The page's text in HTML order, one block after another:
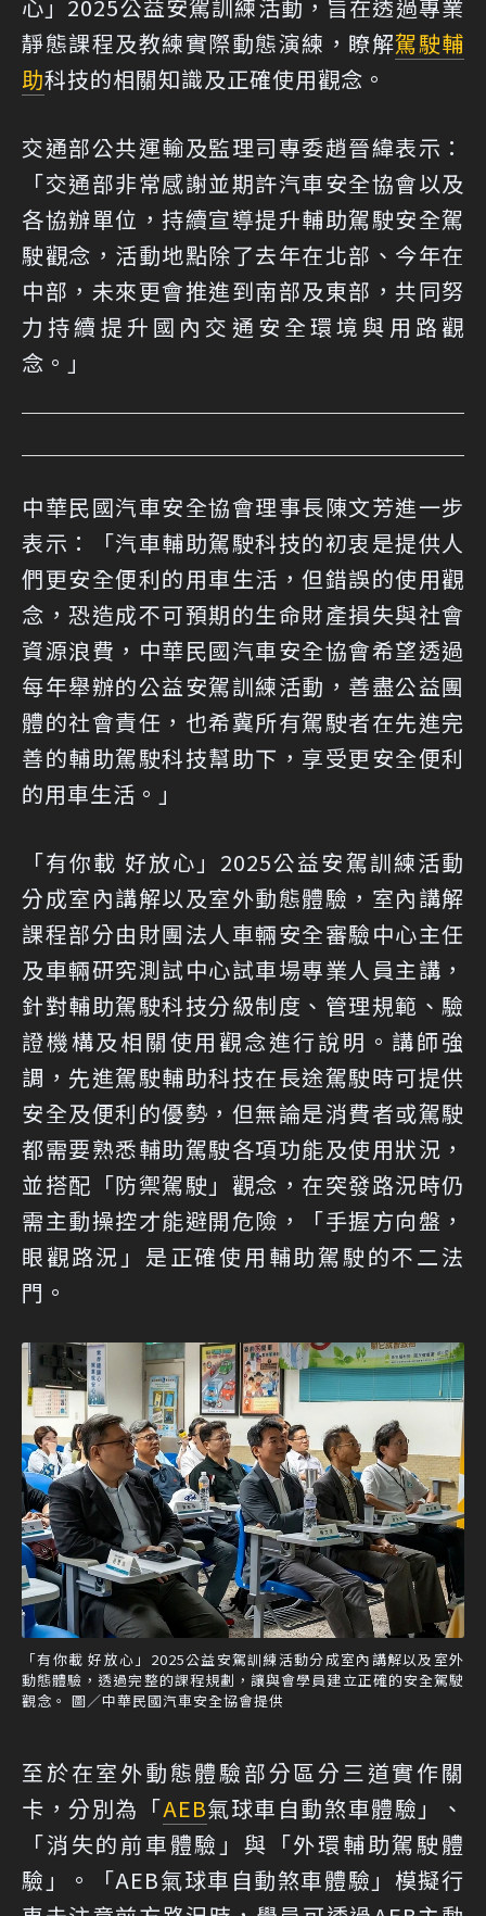
心」2025公益安駕訓練活動，旨在透過專業
靜態課程及教練實際動態演練，瞭解駕駛輔
助科技的相關知識及正確使用觀念。
交通部公共運輸及監理司專委趙晉緯表示：
「交通部非常感謝並期許汽車安全協會以及
各協辦單位，持續宣導提升輔助駕駛安全駕
駛觀念，活動地點除了去年在北部、今年在
中部，未來更會推進到南部及東部，共同努
力持續提升國內交通安全環境與用路觀
念。」
中華民國汽車安全協會理事長陳文芳進一步
表示：「汽車輔助駕駛科技的初衷是提供人
們更安全便利的用車生活，但錯誤的使用觀
念，恐造成不可預期的生命財產損失與社會
資源浪費，中華民國汽車安全協會希望透過
每年舉辦的公益安駕訓練活動，善盡公益團
體的社會責任，也希冀所有駕駛者在先進完
善的輔助駕駛科技幫助下，享受更安全便利
的用車生活。」
「有你載 好放心」2025公益安駕訓練活動
分成室內講解以及室外動態體驗，室內講解
課程部分由財團法人車輛安全審驗中心主任
及車輛研究測試中心試車場專業人員主講，
針對輔助駕駛科技分級制度、管理規範、驗
證機構及相關使用觀念進行說明。講師強
調，先進駕駛輔助科技在長途駕駛時可提供
安全及便利的優勢，但無論是消費者或駕駛
都需要熟悉輔助駕駛各項功能及使用狀況，
並搭配「防禦駕駛」觀念，在突發路況時仍
需主動操控才能避開危險，「手握方向盤，
眼觀路況」是正確使用輔助駕駛的不二法
門。
「有你載 好放心」2025公益安駕訓練活動分成室內講解以及室外
動態體驗，透過完整的課程規劃，讓與會學員建立正確的安全駕駛
觀念。 圖／中華民國汽車安全協會提供
至於在室外動態體驗部分區分三道實作關
卡，分別為「AEB氣球車自動煞車體驗」、
「消失的前車體驗」與「外環輔助駕駛體
驗」。「AEB氣球車自動煞車體驗」模擬行